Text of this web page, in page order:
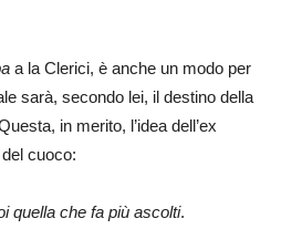
a la Clerici, è anche un modo per
sarà, secondo lei, il destino della
in merito, l’idea dell’ex
cuoco:
quella che fa più ascolti.